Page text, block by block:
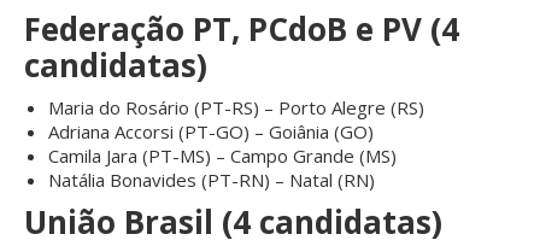
Federação PT, PCdoB e PV (4
candidatas)
Maria do Rosário (PT-RS) – Porto Alegre (RS)
Adriana Accorsi (PT-GO) – Goiânia (GO)
Camila Jara (PT-MS) – Campo Grande (MS)
Natália Bonavides (PT-RN) – Natal (RN)
União Brasil (4 candidatas)